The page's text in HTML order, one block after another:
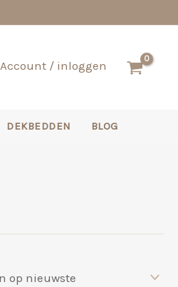
Account / inloggen
DEKBEDDEN BLOG